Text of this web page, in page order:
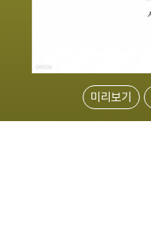
미리보기